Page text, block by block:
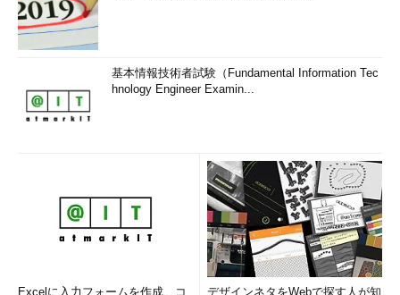
基本情報技術者試験（Fundamental Information Tec
hnology Engineer Examin...
Excelに入力フォームを作成、コ
デザインネタをWebで探す人が知